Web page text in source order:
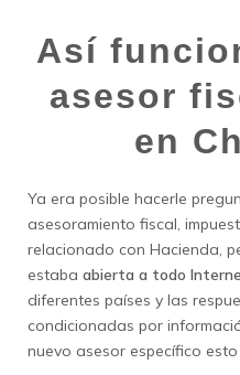
Así
asesor
en
Ya era posible hacerle
asesoramiento fiscal,
relacionado con Hacienda,
estaba abierta a todo
diferentes países y las
condicionadas por
nuevo asesor específico